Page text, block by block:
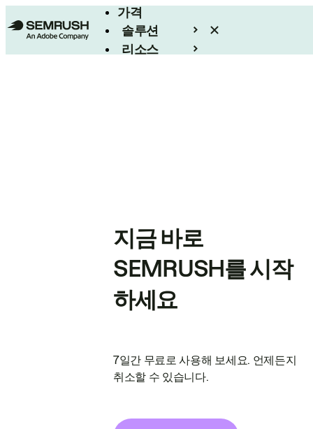
가격
솔루션
리소스
지금 바로
SEMRUSH를 시작
하세요
7일간 무료로 사용해 보세요. 언제든지
취소할 수 있습니다.